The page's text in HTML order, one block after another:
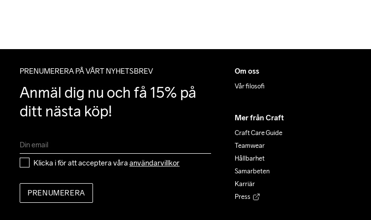
PRENUMERERA PÅ VÅRT NYHETSBREV
Anmäl dig nu och få 15% på
ditt nästa köp!
Klicka i för att acceptera våra användarvillkor
PRENUMERERA
Om oss
Vår filosofi
Mer från Craft
Craft Care Guide
Teamwear
Hållbarhet
Samarbeten
Karriär
Press